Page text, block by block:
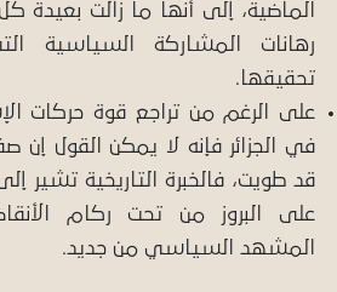
الماضية، إلى أنها ما زالت بعيدة
رهانات المشاركة السياسية
تحقيقها.
على الرغم من تراجع قوة حركات
في الجزائر فإنه لا يمكن القول إن
قد طويت، فالخبرة التاريخية تشير
على البروز من تحت ركام
المشهد السياسي من جديد.